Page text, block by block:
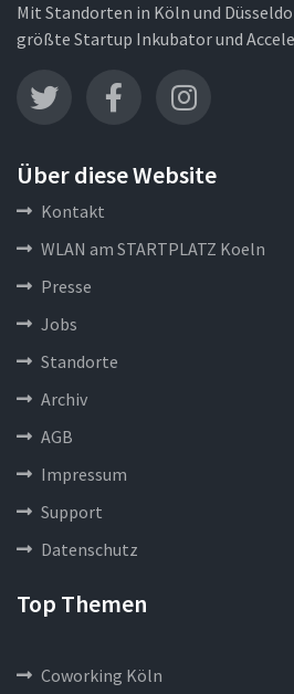
Mit Standorten in Köln und
größte Startup Inkubator und
Über diese Website
Kontakt
WLAN am STARTPLATZ Koeln
Presse
Jobs
Standorte
Archiv
AGB
Impressum
Support
Datenschutz
Top Themen
Coworking Köln